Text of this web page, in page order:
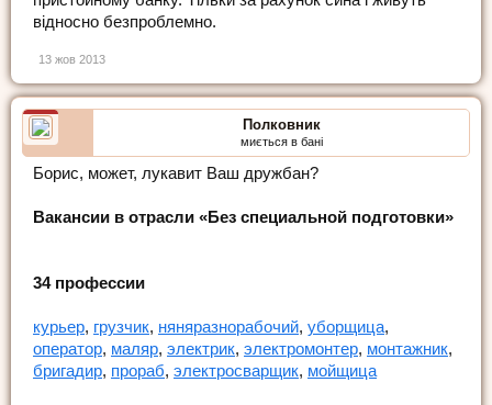
відносно безпроблемно.
13 жов 2013
Полковник
миється в бані
Борис, может, лукавит Ваш дружбан?
Вакансии в отрасли «Без специальной подготовки»
34 профессии
курьер, грузчик, няняразнорабочий, уборщица,
оператор, маляр, электрик, электромонтер, монтажник,
бригадир, прораб, электросварщик, мойщица